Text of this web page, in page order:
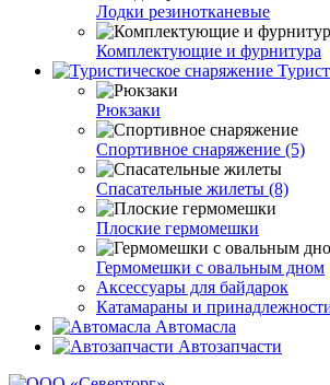
Лодки резинотканевые
Комплектующие и фурнитура
Рюкзаки
Спортивное снаряжение (5)
Спасательные жилеты (8)
Плоские гермомешки
Гермомешки с овальным дном
Аксессуары для байдарок
Катамараны и
Автомасла
Автозапчасти